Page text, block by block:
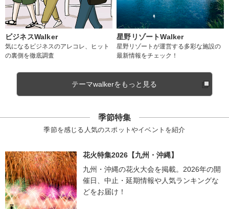
ビジネスWalker
気になるビジネスのアレコレ、ヒット
の裏側を徹底調査
星野リゾートWalker
星野リゾートが運営する多彩な施設の
最新情報をチェック！
テーマwalkerをもっと見る
季節特集
季節を感じる人気のスポットやイベントを紹介
花火特集2026【九州・沖縄】
九州・沖縄の花火大会を掲載。2026年の開
催日、中止・延期情報や人気ランキングな
どをお届け！